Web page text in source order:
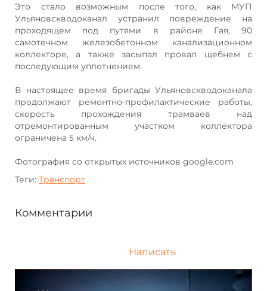
Это стало возможным после того, как МУП
Ульяновскводоканал устранил повреждение на
проходящем под путями в районе Гая, 90
самотечном железобетонном канализационном
коллекторе, а также засыпал провал щебнем с
последующим уплотнением.
В настоящее время бригады Ульяновскводоканала
продолжают ремонтно-профилактические работы,
скорость прохождения трамваев над
отремонтированным участком коллектора
ограничена 5 км/ч.
Фотография со открытых источников google.com
Теги: Транспорт
Комментарии
Написать